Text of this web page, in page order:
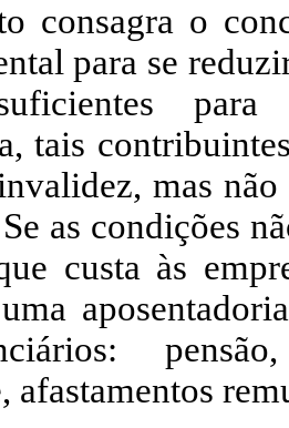
consagra o
para se
para
tais
mas
as condições
custa às
afastamentos